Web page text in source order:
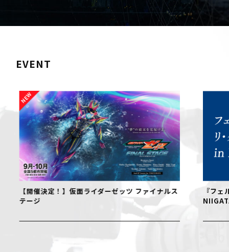
EVENT
【開催決定！】仮面ライダーゼッツ ファイナルス
テージ
『フェ